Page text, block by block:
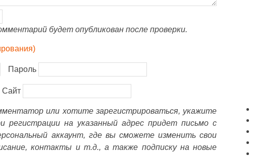
будет опубликован после проверки.
Пароль
Сайт
или хотите зарегистрироваться, укажите
регистрации на указанный адрес придет письмо с
аккаунт, где вы сможете изменить свои
контакты и т.д., а также подписку на новые